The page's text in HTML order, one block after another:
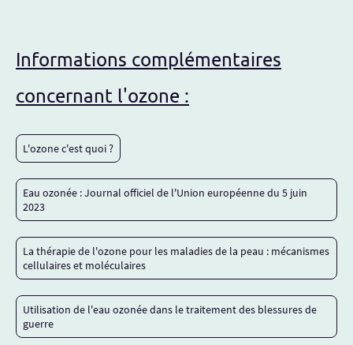
Informations complémentaires
concernant l'ozone :
L'ozone c'est quoi ?
Eau ozonée : Journal officiel de l'Union européenne du 5 juin
2023
La thérapie de l'ozone pour les maladies de la peau : mécanismes
cellulaires et moléculaires
Utilisation de l'eau ozonée dans le traitement des blessures de
guerre